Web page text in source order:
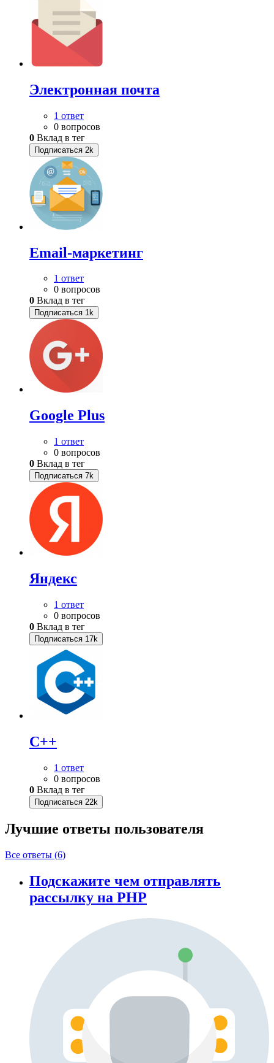
Электронная почта
1 ответ
0 вопросов
0 Вклад в тег
Подписаться 2k
Email-маркетинг
1 ответ
0 вопросов
0 Вклад в тег
Подписаться 1k
Google Plus
1 ответ
0 вопросов
0 Вклад в тег
Подписаться 7k
Яндекс
1 ответ
0 вопросов
0 Вклад в тег
Подписаться 17k
C++
1 ответ
0 вопросов
0 Вклад в тег
Подписаться 22k
Лучшие ответы пользователя
Все ответы (6)
Подскажите чем отправлять
рассылку на PHP